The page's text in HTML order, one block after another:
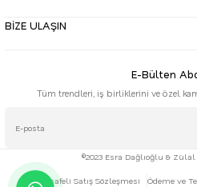
BİZE ULAŞIN
E-Bülten
Tüm trendleri, iş birliklerini ve özel
©2023 Esra Dağlıoğlu &
Mesafeli Satış Sözleşmesi Ödeme ve